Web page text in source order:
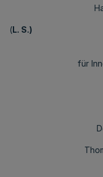
(L. S.)
für